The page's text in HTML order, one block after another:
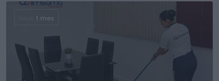
1 mes